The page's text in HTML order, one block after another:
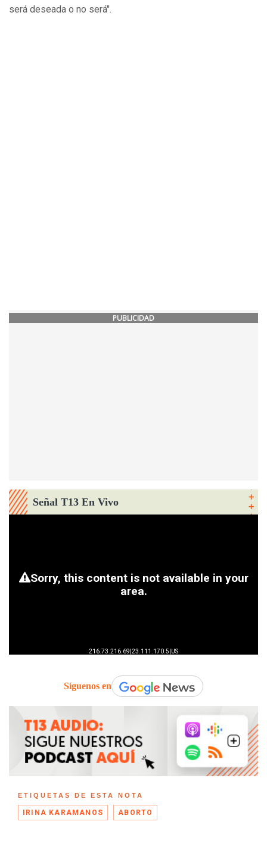
será deseada o no será".
PUBLICIDAD
Señal T13 En Vivo
Síguenos en
ETIQUETAS DE ESTA NOTA
IRINA KARAMANOS ABORTO